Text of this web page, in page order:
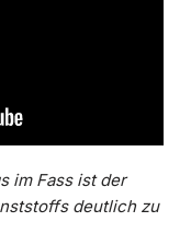
im Fass ist der
deutlich zu